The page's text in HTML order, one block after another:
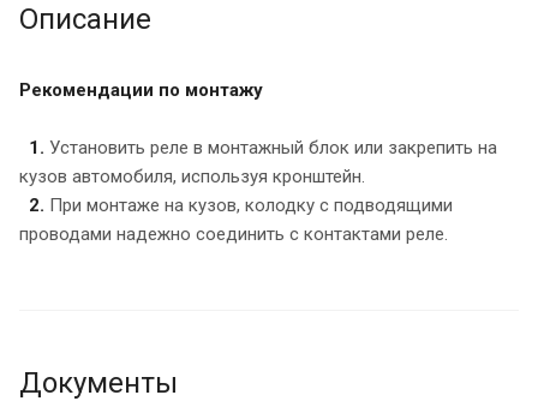
Описание
Рекомендации по монтажу
1. Установить реле в монтажный блок или закрепить на
кузов автомобиля, используя кронштейн.
2. При монтаже на кузов, колодку с подводящими
проводами надежно соединить с контактами реле.
Документы